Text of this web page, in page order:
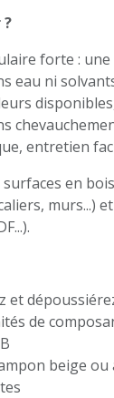
forte :
eau ni
entretien
en
murs...)
et
de
beige